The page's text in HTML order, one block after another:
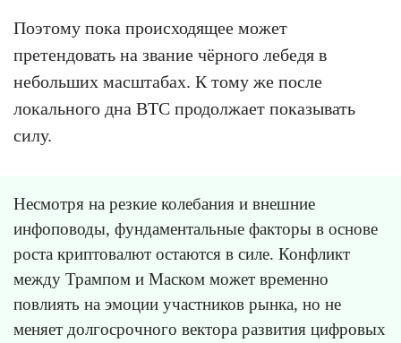
Поэтому пока происходящее может
претендовать на звание чёрного лебедя в
небольших масштабах. К тому же после
локального дна BTC продолжает показывать
силу.
Несмотря на резкие колебания и внешние
инфоповоды, фундаментальные факторы в основе
роста криптовалют остаются в силе. Конфликт
между Трампом и Маском может временно
повлиять на эмоции участников рынка, но не
меняет долгосрочного вектора развития цифровых